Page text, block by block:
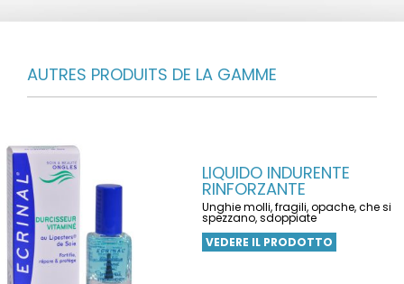
AUTRES PRODUITS DE LA GAMME
LIQUIDO INDURENTE
RINFORZANTE
Unghie molli, fragili, opache, che si
spezzano, sdoppiate
VEDERE IL PRODOTTO